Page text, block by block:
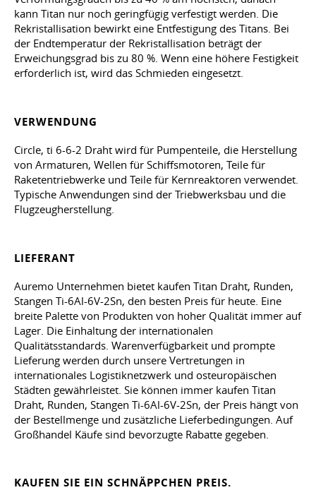
kann Titan nur noch geringfügig verfestigt werden. Die
Rekristallisation bewirkt eine Entfestigung des Titans. Bei
der Endtemperatur der Rekristallisation beträgt der
Erweichungsgrad bis zu 80 %. Wenn eine höhere Festigkeit
erforderlich ist, wird das Schmieden eingesetzt.
VERWENDUNG
Circle, ti 6-6-2 Draht wird für Pumpenteile, die Herstellung
von Armaturen, Wellen für Schiffsmotoren, Teile für
Raketentriebwerke und Teile für Kernreaktoren verwendet.
Typische Anwendungen sind der Triebwerksbau und die
Flugzeugherstellung.
LIEFERANT
Auremo Unternehmen bietet kaufen Titan Draht, Runden,
Stangen Ti-6Al-6V-2Sn, den besten Preis für heute. Eine
breite Palette von Produkten von hoher Qualität immer auf
Lager. Die Einhaltung der internationalen
Qualitätsstandards. Warenverfügbarkeit und prompte
Lieferung werden durch unsere Vertretungen in
internationales Logistiknetzwerk und osteuropäischen
Städten gewährleistet. Sie können immer kaufen Titan
Draht, Runden, Stangen Ti-6Al-6V-2Sn, der Preis hängt von
der Bestellmenge und zusätzliche Lieferbedingungen. Auf
Großhandel Käufe sind bevorzugte Rabatte gegeben.
KAUFEN SIE EIN SCHNÄPPCHEN PREIS.